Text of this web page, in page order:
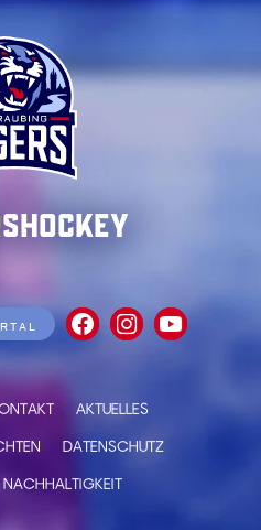
AKTUELLES
DATENSCHUTZ
NACHHALTIGKEIT